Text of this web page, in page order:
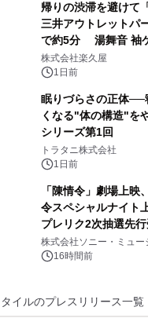
アーティストを フィ
メーションを公開～
帰りの渋滞を避けて
三井アウトレットパ
で約5分 湯舞音 袖
メニューを提供
株式会社楽久屋
1日前
眠りづらさの正体──
くなる"体の構造"を
シリーズ第1回
トラタニ株式会社
1日前
「陳情令」劇場上映
令スペシャルナイト
プレリク2次抽選先行
株式会社ソニー・ミュー
ンズ16時間前
イルのプレスリリース一覧